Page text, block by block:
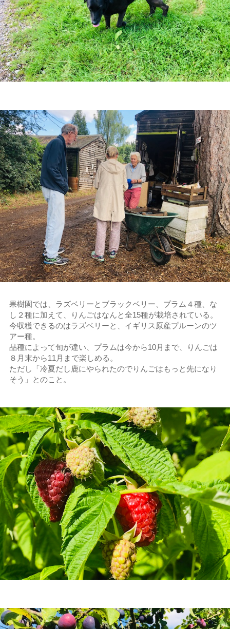
果樹園では、ラズベリーとブラックベリー、プラム４種、な
し２種に加えて、りんごはなんと全15種が栽培されている。
今収穫できるのはラズベリーと、イギリス原産プルーンのツ
アー種。
品種によって旬が違い、プラムは今から10月まで、りんごは
８月末から11月まで楽しめる。
ただし「冷夏だし鹿にやられたのでりんごはもっと先になり
そう」とのこと。